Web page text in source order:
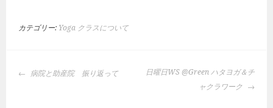
カテゴリー: Yoga クラスについて
投病院と助産院 振り返って
日曜日WS @Green ハタヨガ＆チ
ャクラワーク